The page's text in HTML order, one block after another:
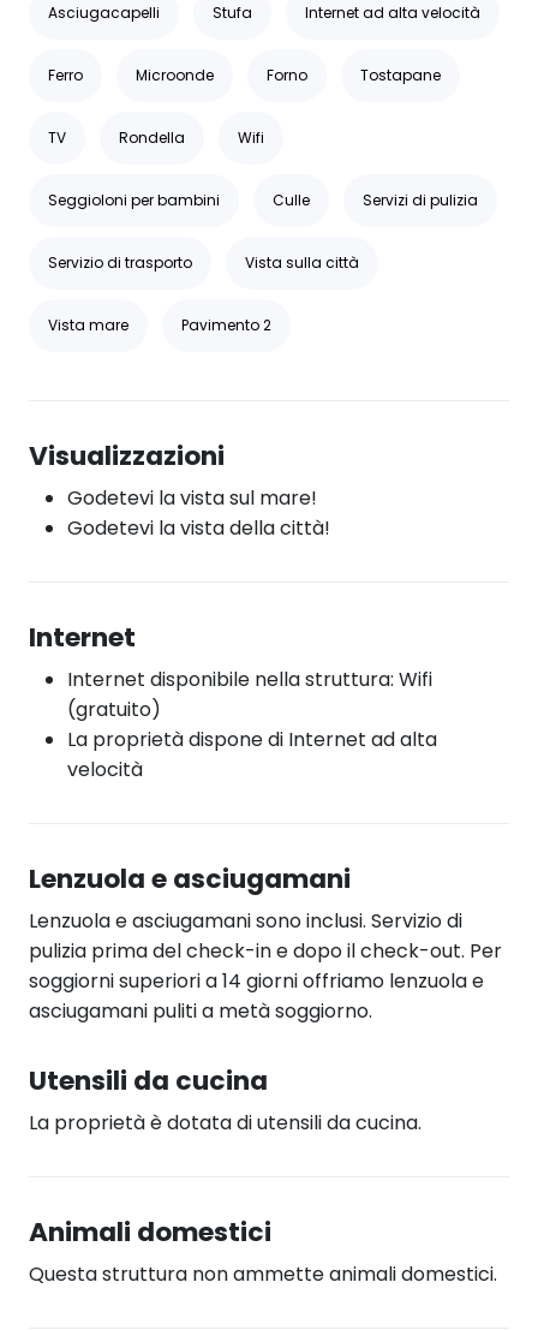
Asciugacapelli Stufa Internet ad alta velocità
Ferro Microonde Forno Tostapane
TV Rondella Wifi
Seggioloni per bambini Culle Servizi di pulizia
Servizio di trasporto Vista sulla città
Vista mare Pavimento 2
Visualizzazioni
Godetevi la vista sul mare!
Godetevi la vista della città!
Internet
Internet disponibile nella struttura: Wifi
(gratuito)
La proprietà dispone di Internet ad alta
velocità
Lenzuola e asciugamani
Lenzuola e asciugamani sono inclusi. Servizio di
pulizia prima del check-in e dopo il check-out. Per
soggiorni superiori a 14 giorni offriamo lenzuola e
asciugamani puliti a metà soggiorno.
Utensili da cucina
La proprietà è dotata di utensili da cucina.
Animali domestici
Questa struttura non ammette animali domestici.